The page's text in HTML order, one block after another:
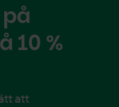
10 %
att